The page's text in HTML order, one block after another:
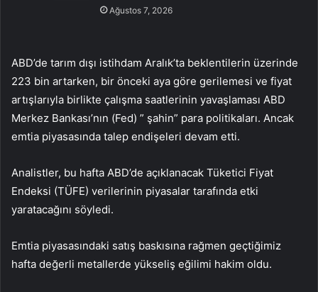
Ağustos 7, 2026
ABD’de tarım dışı istihdam Aralık’ta beklentilerin üzerinde
223 bin artarken, bir önceki aya göre gerilemesi ve fiyat
artışlarıyla birlikte çalışma saatlerinin yavaşlaması ABD
Merkez Bankası’nın (Fed) ” şahin” para politikaları. Ancak
emtia piyasasında talep endişeleri devam etti.
Analistler, bu hafta ABD’de açıklanacak Tüketici Fiyat
Endeksi (TÜFE) verilerinin piyasalar tarafında etki
yaratacağını söyledi.
Emtia piyasasındaki satış baskısına rağmen geçtiğimiz
hafta değerli metallerde yükseliş eğilimi hakim oldu.